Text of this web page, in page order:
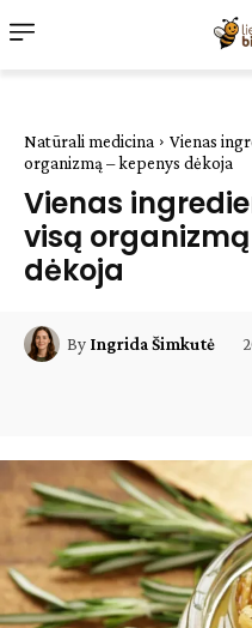
Natūrali medicina
Vienas
organizmą – kepenys dėkoja
Vienas
visą
dėkoja
By Ingrida Šimkutė